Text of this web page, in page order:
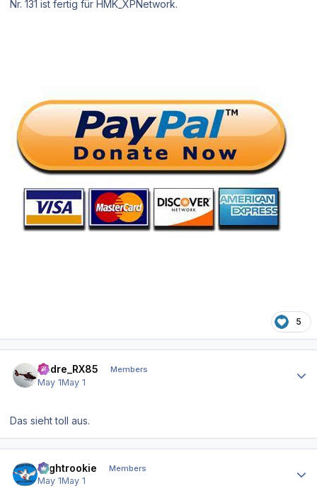
Nr. 131 ist fertig für HMK_XPNetwork.
5
Andre_RX85 Members
May 1May 1
Das sieht toll aus.
Flightrookie Members
May 1May 1